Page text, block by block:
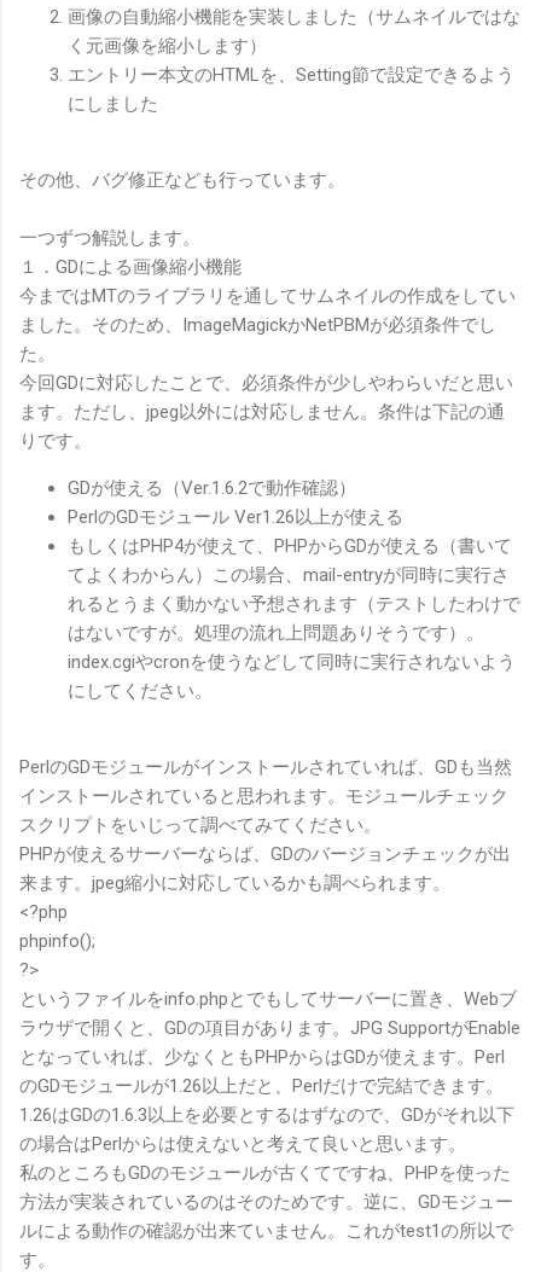
画像の自動縮小機能を実装しました（サムネイルではな
く元画像を縮小します）
エントリー本文のHTMLを、Setting節で設定できるよう
にしました
その他、バグ修正なども行っています。
一つずつ解説します。
１．GDによる画像縮小機能
今まではMTのライブラリを通してサムネイルの作成をしてい
ました。そのため、ImageMagickかNetPBMが必須条件でし
た。
今回GDに対応したことで、必須条件が少しやわらいだと思い
ます。ただし、jpeg以外には対応しません。条件は下記の通
りです。
GDが使える（Ver.1.6.2で動作確認）
PerlのGDモジュール Ver1.26以上が使える
もしくはPHP4が使えて、PHPからGDが使える（書いて
てよくわからん）この場合、mail-entryが同時に実行さ
れるとうまく動かない予想されます（テストしたわけで
はないですが。処理の流れ上問題ありそうです）。
index.cgiやcronを使うなどして同時に実行されないよう
にしてください。
PerlのGDモジュールがインストールされていれば、GDも当然
インストールされていると思われます。モジュールチェック
スクリプトをいじって調べてみてください。
PHPが使えるサーバーならば、GDのバージョンチェックが出
来ます。jpeg縮小に対応しているかも調べられます。
<?php
phpinfo();
?>
というファイルをinfo.phpとでもしてサーバーに置き、Webブ
ラウザで開くと、GDの項目があります。JPG SupportがEnable
となっていれば、少なくともPHPからはGDが使えます。Perl
のGDモジュールが1.26以上だと、Perlだけで完結できます。
1.26はGDの1.6.3以上を必要とするはずなので、GDがそれ以下
の場合はPerlからは使えないと考えて良いと思います。
私のところもGDのモジュールが古くてですね、PHPを使った
方法が実装されているのはそのためです。逆に、GDモジュー
ルによる動作の確認が出来ていません。これがtest1の所以で
す。